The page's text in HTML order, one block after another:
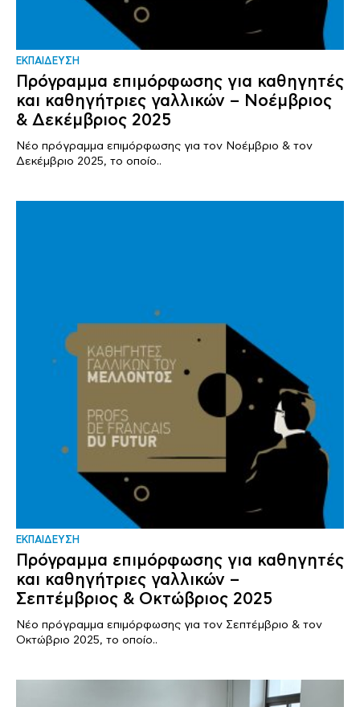
ΕΚΠΑΙΔΕΥΣΗ
Πρόγραμμα επιμόρφωσης για καθηγητές
και καθηγήτριες γαλλικών – Νοέμβριος
& Δεκέμβριος 2025
Νέο πρόγραμμα επιμόρφωσης για τον Νοέμβριο & τον
Δεκέμβριο 2025, το οποίο..
ΕΚΠΑΙΔΕΥΣΗ
Πρόγραμμα επιμόρφωσης για καθηγητές
και καθηγήτριες γαλλικών –
Σεπτέμβριος & Οκτώβριος 2025
Νέο πρόγραμμα επιμόρφωσης για τον Σεπτέμβριο & τον
Οκτώβριο 2025, το οποίο..